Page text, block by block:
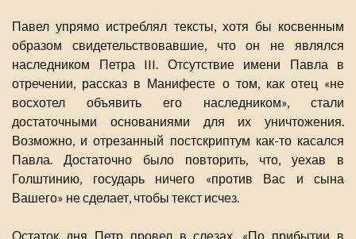
Павел упрямо истреблял тексты, хотя бы косвенным
образом свидетельствовавшие, что он не являлся
наследником Петра III. Отсутствие имени Павла в
отречении, рассказ в Манифесте о том, как отец «не
восхотел объявить его наследником», стали
достаточными основаниями для их уничтожения.
Возможно, и отрезанный постскриптум как-то касался
Павла. Достаточно было повторить, что, уехав в
Голштинию, государь ничего «против Вас и сына
Вашего» не сделает, чтобы текст исчез.
Остаток дня Петр провел в слезах. «По прибытии в